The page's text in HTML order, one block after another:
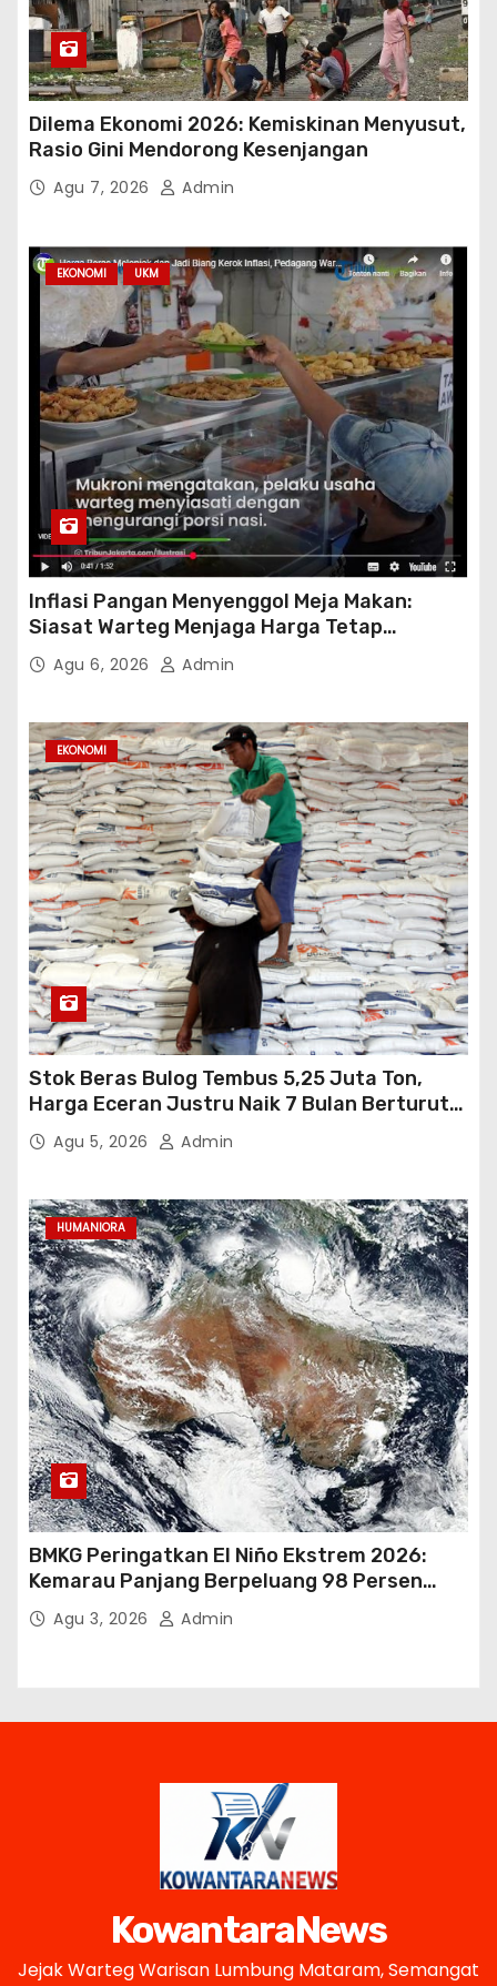
Dilema Ekonomi 2026: Kemiskinan Menyusut,
Rasio Gini Mendorong Kesenjangan
Agu 7, 2026 Admin
EKONOMI UKM
Inflasi Pangan Menyenggol Meja Makan:
Siasat Warteg Menjaga Harga Tetap
Terjangkau
Agu 6, 2026 Admin
EKONOMI
Stok Beras Bulog Tembus 5,25 Juta Ton,
Harga Eceran Justru Naik 7 Bulan Berturut-
TurutAgu 5, 2026 Admin
HUMANIORA
BMKG Peringatkan El Niño Ekstrem 2026:
Kemarau Panjang Berpeluang 98 Persen
hingga Awal 2027
Agu 3, 2026 Admin
KowantaraNews
Jejak Warteg Warisan Lumbung Mataram, Semangat